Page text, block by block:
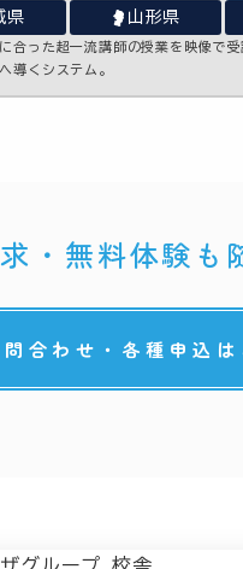
県 山形県
合った超一流講師の授業を映像で
導くシステム。
・無料体験も
問合わせ・各種申込は